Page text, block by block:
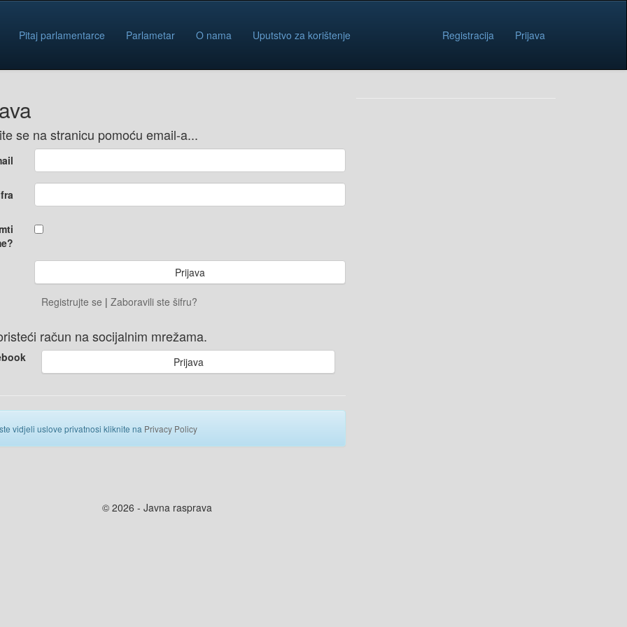
Pitaj parlamentarce Parlametar O nama Uputstvo za korištenje Registracija Prijava
se na stranicu pomoću email-a...
Registrujte se | Zaboravili ste šifru?
račun na socijalnim mrežama.
Prijava
vidjeli uslove privatnosi kliknite na Privacy Policy
© 2026 - Javna rasprava